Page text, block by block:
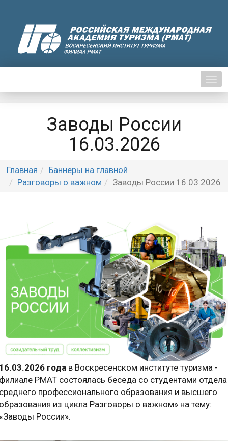
Заводы России
16.03.2026
Главная
Баннеры на главной
Разговоры о важном
Заводы России 16.03.2026
года в Воскресенском институте туризма -
РМАТ состоялась беседа со студентами отдела
профессионального образования и высшего
из цикла Разговоры о важном» на тему:
России».